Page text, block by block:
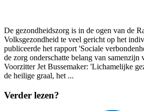
De gezondheidszorg is in de ogen van de
Volksgezondheid te veel gericht op het
publiceerde het rapport 'Sociale
de zorg onderschatte belang van
Voorzitter Jet Bussemaker: 'Lichamelijke
de heilige graal, het ...
Verder lezen?